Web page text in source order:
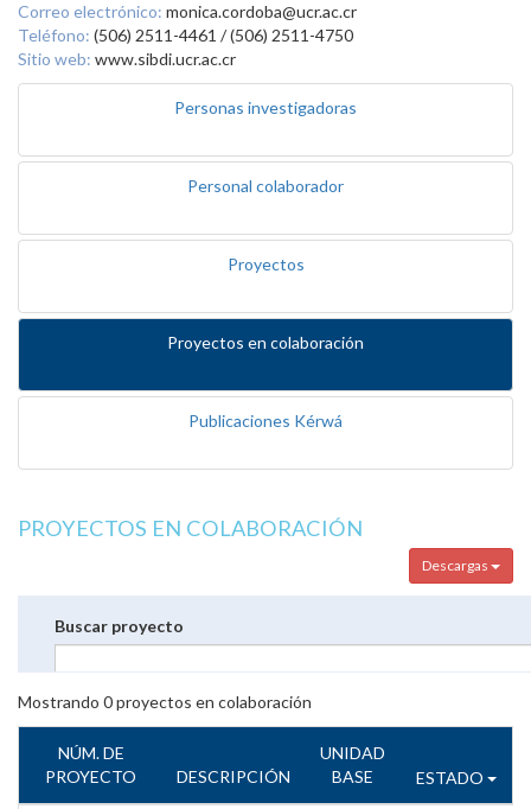
Correo electrónico: monica.cordoba@ucr.ac.cr
Teléfono: (506) 2511-4461 / (506) 2511-4750
Sitio web: www.sibdi.ucr.ac.cr
Personas investigadoras
Personal colaborador
Proyectos
Proyectos en colaboración
Publicaciones Kérwá
PROYECTOS EN COLABORACIÓN
Descargas
Buscar proyecto
Mostrando 0proyectos en colaboración
NÚM. DE
PROYECTO
DESCRIPCIÓN
UNIDAD
BASE
ESTADO